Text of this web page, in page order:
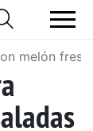
melón